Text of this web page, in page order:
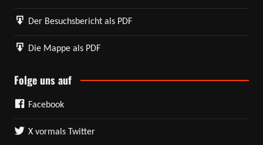
Der Besuchsbericht als PDF
Die Mappe als PDF
Folge uns auf
Facebook
X vormals Twitter